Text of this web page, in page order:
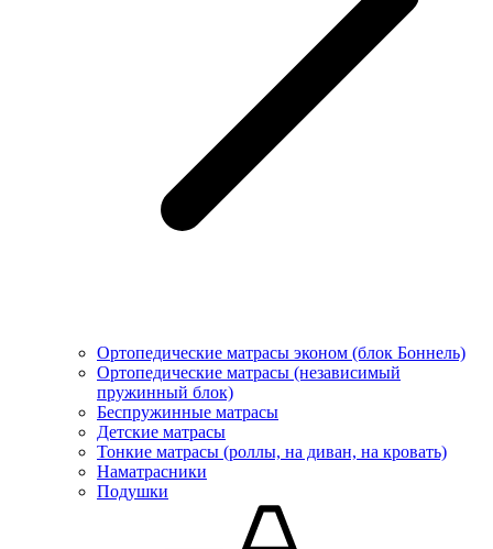
Ортопедические матрасы эконом (блок Боннель)
Ортопедические матрасы (независимый
пружинный блок)
Беcпружинные матрасы
Детские матрасы
Тонкие матрасы (роллы, на диван, на кровать)
Наматрасники
Подушки